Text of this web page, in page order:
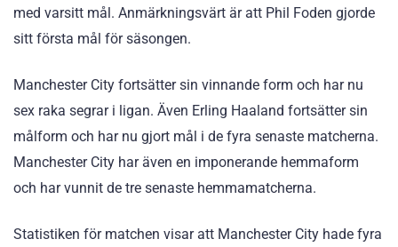
med varsitt mål. Anmärkningsvärt är att Phil Foden gjorde
sitt första mål för säsongen.
Manchester City fortsätter sin vinnande form och har nu
sex raka segrar i ligan. Även Erling Haaland fortsätter sin
målform och har nu gjort mål i de fyra senaste matcherna.
Manchester City har även en imponerande hemmaform
och har vunnit de tre senaste hemmamatcherna.
Statistiken för matchen visar att Manchester City hade fyra